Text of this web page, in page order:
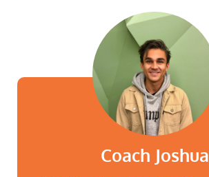
Coach Joshua